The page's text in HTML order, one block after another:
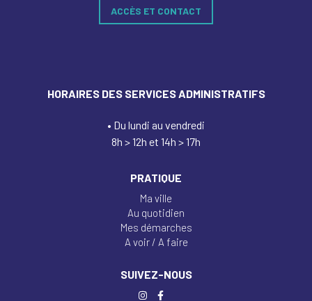
ACCÈS ET CONTACT
HORAIRES DES SERVICES ADMINISTRATIFS
• Du lundi au vendredi
8h > 12h et 14h > 17h
PRATIQUE
Ma ville
Au quotidien
Mes démarches
A voir / A faire
SUIVEZ-NOUS